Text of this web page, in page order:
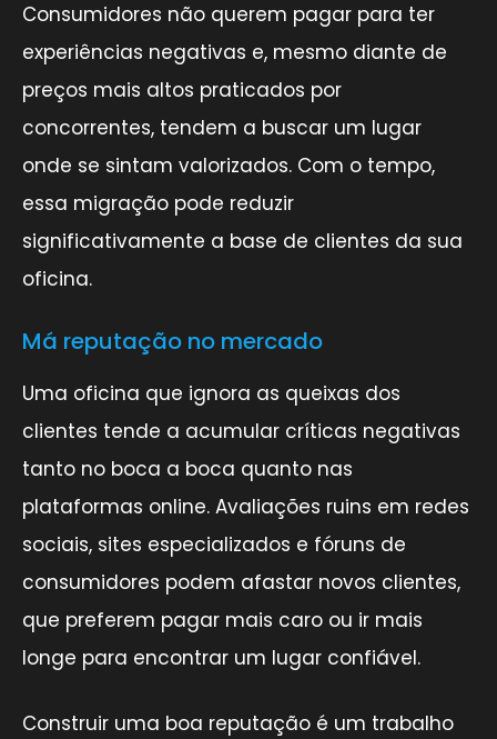
Consumidores não querem pagar para ter
experiências negativas e, mesmo diante de
preços mais altos praticados por
concorrentes, tendem a buscar um lugar
onde se sintam valorizados. Com o tempo,
essa migração pode reduzir
significativamente a base de clientes da sua
oficina.
Má reputação no mercado
Uma oficina que ignora as queixas dos
clientes tende a acumular críticas negativas
tanto no boca a boca quanto nas
plataformas online. Avaliações ruins em redes
sociais, sites especializados e fóruns de
consumidores podem afastar novos clientes,
que preferem pagar mais caro ou ir mais
longe para encontrar um lugar confiável.
Construir uma boa reputação é um trabalho